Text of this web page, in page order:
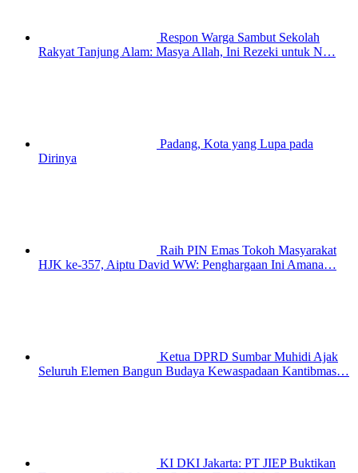
Respon Warga Sambut Sekolah
Rakyat Tanjung Alam: Masya Allah, Ini Rezeki untuk N…
Padang, Kota yang Lupa pada
Dirinya
Raih PIN Emas Tokoh Masyarakat
HJK ke-357, Aiptu David WW: Penghargaan Ini Amana…
Ketua DPRD Sumbar Muhidi Ajak
Seluruh Elemen Bangun Budaya Kewaspadaan Kantibmas…
KI DKI Jakarta: PT JIEP Buktikan